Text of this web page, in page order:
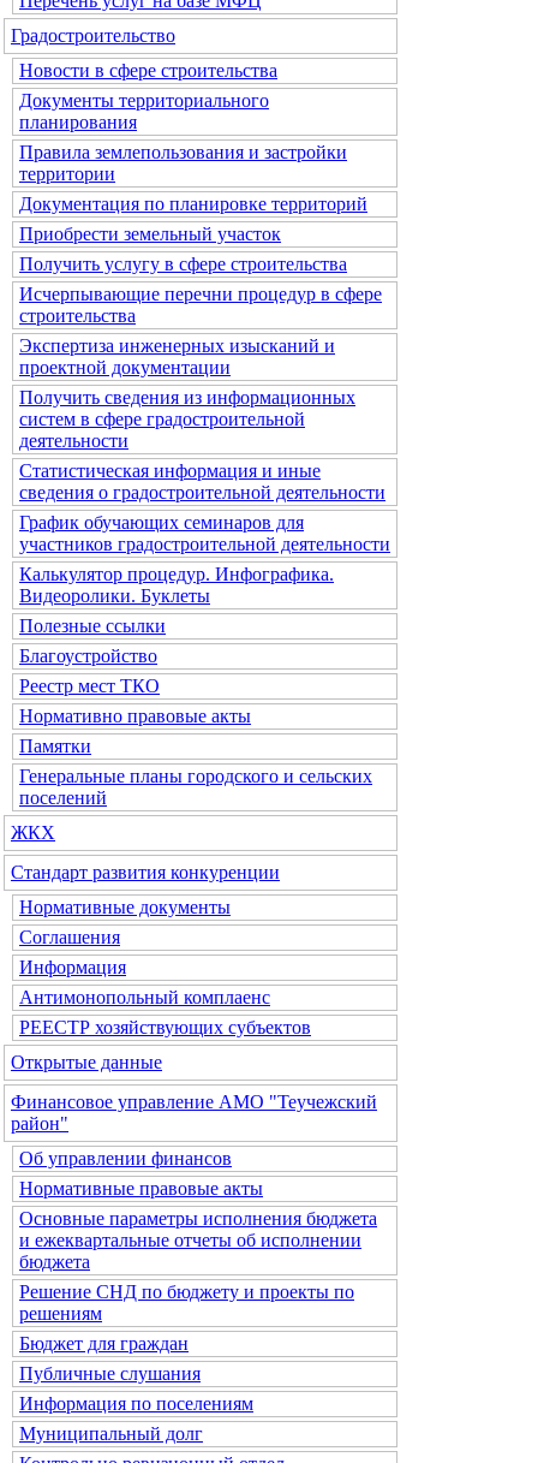
Градостроительство
Новости в сфере строительства
Документы территориального
планирования
Правила землепользования и застройки
территории
Документация по планировке территорий
Приобрести земельный участок
Получить услугу в сфере строительства
Исчерпывающие перечни процедур в сфере
строительства
Экспертиза инженерных изысканий и
проектной документации
Получить сведения из информационных
систем в сфере градостроительной
деятельности
Статистическая информация и иные
сведения о градостроительной деятельности
График обучающих семинаров для
участников градостроительной деятельности
Калькулятор процедур. Инфографика.
Видеоролики. Буклеты
Полезные ссылки
Благоустройство
Реестр мест ТКО
Нормативно правовые акты
Памятки
Генеральные планы городского и сельских
поселений
ЖКХ
Стандарт развития конкуренции
Нормативные документы
Соглашения
Информация
Антимонопольный комплаенс
РЕЕСТР хозяйствующих субъектов
Открытые данные
Финансовое управление АМО "Теучежский
район"
Об управлении финансов
Нормативные правовые акты
Основные параметры исполнения бюджета
и ежеквартальные отчеты об исполнении
бюджета
Решение СНД по бюджету и проекты по
решениям
Бюджет для граждан
Публичные слушания
Информация по поселениям
Муниципальный долг